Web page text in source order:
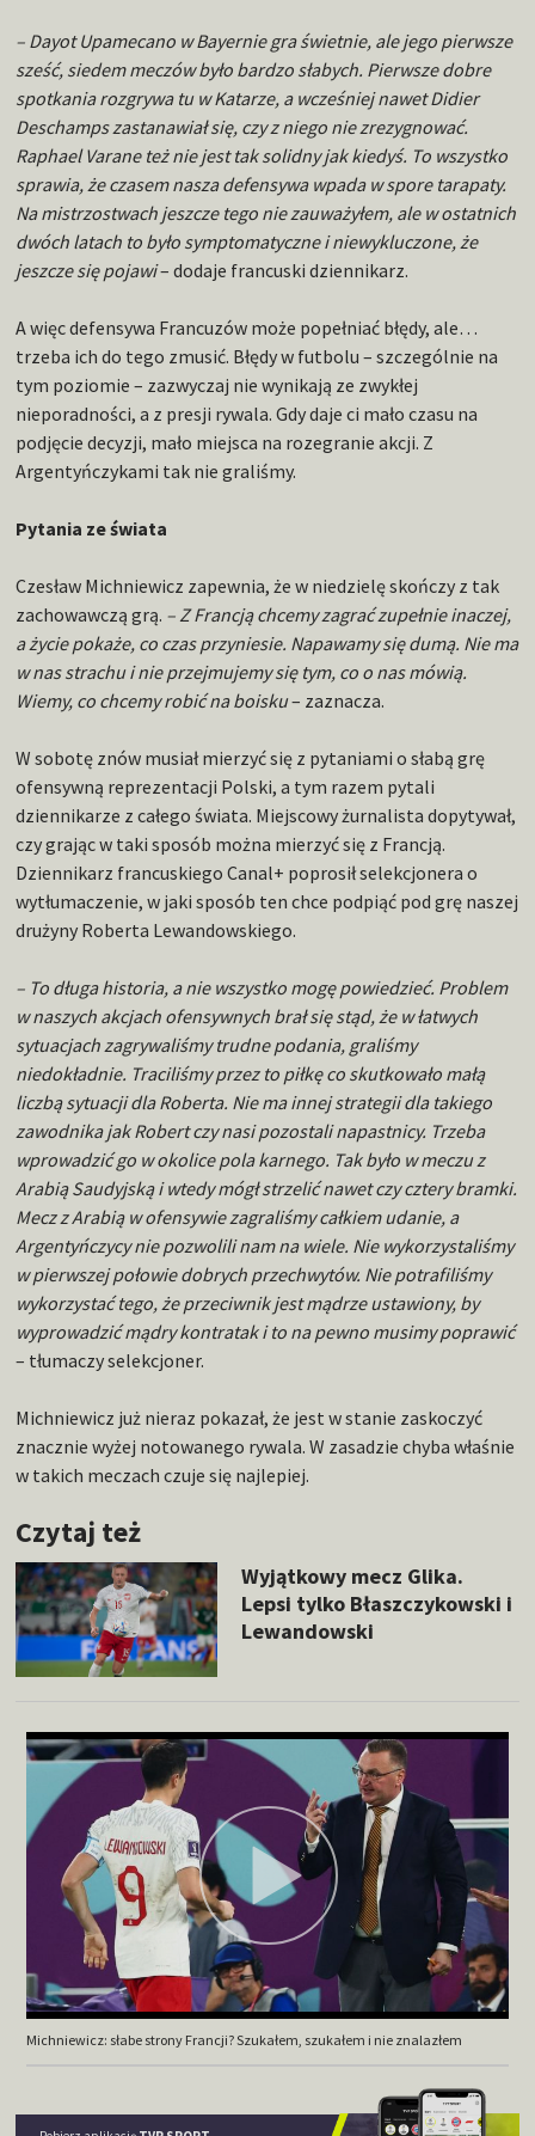
– Dayot Upamecano w Bayernie gra świetnie, ale jego pierwsze
sześć, siedem meczów było bardzo słabych. Pierwsze dobre
spotkania rozgrywa tu w Katarze, a wcześniej nawet Didier
Deschamps zastanawiał się, czy z niego nie zrezygnować.
Raphael Varane też nie jest tak solidny jak kiedyś. To wszystko
sprawia, że czasem nasza defensywa wpada w spore tarapaty.
Na mistrzostwach jeszcze tego nie zauważyłem, ale w ostatnich
dwóch latach to było symptomatyczne i niewykluczone, że
jeszcze się pojawi– dodaje francuski dziennikarz.
A więc defensywa Francuzów może popełniać błędy, ale…
trzeba ich do tego zmusić. Błędy w futbolu – szczególnie na
tym poziomie – zazwyczaj nie wynikają ze zwykłej
nieporadności, a z presji rywala. Gdy daje ci mało czasu na
podjęcie decyzji, mało miejsca na rozegranie akcji. Z
Argentyńczykami tak nie graliśmy.
Pytania ze świata
Czesław Michniewicz zapewnia, że w niedzielę skończy z tak
zachowawczą grą. – Z Francją chcemy zagrać zupełnie inaczej,
a życie pokaże, co czas przyniesie. Napawamy się dumą. Nie ma
w nas strachu i nie przejmujemy się tym, co o nas mówią.
Wiemy, co chcemy robić na boisku– zaznacza.
W sobotę znów musiał mierzyć się z pytaniami o słabą grę
ofensywną reprezentacji Polski, a tym razem pytali
dziennikarze z całego świata. Miejscowy żurnalista dopytywał,
czy grając w taki sposób można mierzyć się z Francją.
Dziennikarz francuskiego Canal+ poprosił selekcjonera o
wytłumaczenie, w jaki sposób ten chce podpiąć pod grę naszej
drużyny Roberta Lewandowskiego.
– To długa historia, a nie wszystko mogę powiedzieć. Problem
w naszych akcjach ofensywnych brał się stąd, że w łatwych
sytuacjach zagrywaliśmy trudne podania, graliśmy
niedokładnie. Traciliśmy przez to piłkę co skutkowało małą
liczbą sytuacji dla Roberta. Nie ma innej strategii dla takiego
zawodnika jak Robert czy nasi pozostali napastnicy. Trzeba
wprowadzić go w okolice pola karnego. Tak było w meczu z
Arabią Saudyjską i wtedy mógł strzelić nawet czy cztery bramki.
Mecz z Arabią w ofensywie zagraliśmy całkiem udanie, a
Argentyńczycy nie pozwolili nam na wiele. Nie wykorzystaliśmy
w pierwszej połowie dobrych przechwytów. Nie potrafiliśmy
wykorzystać tego, że przeciwnik jest mądrze ustawiony, by
wyprowadzić mądry kontratak i to na pewno musimy poprawić
– tłumaczy selekcjoner.
Michniewicz już nieraz pokazał, że jest w stanie zaskoczyć
znacznie wyżej notowanego rywala. W zasadzie chyba właśnie
w takich meczach czuje się najlepiej.
Czytaj też
Wyjątkowy mecz Glika.
Lepsi tylko Błaszczykowski i
Lewandowski
Michniewicz: słabe strony Francji? Szukałem, szukałem i nie znalazłem